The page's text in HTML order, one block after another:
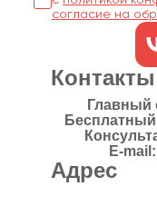
согласие на
Контакты
Главный
E-mail:
Адрес